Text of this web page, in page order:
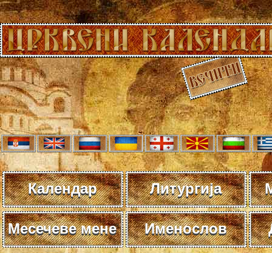
Календар Литургија
Месечеве мене Именослов